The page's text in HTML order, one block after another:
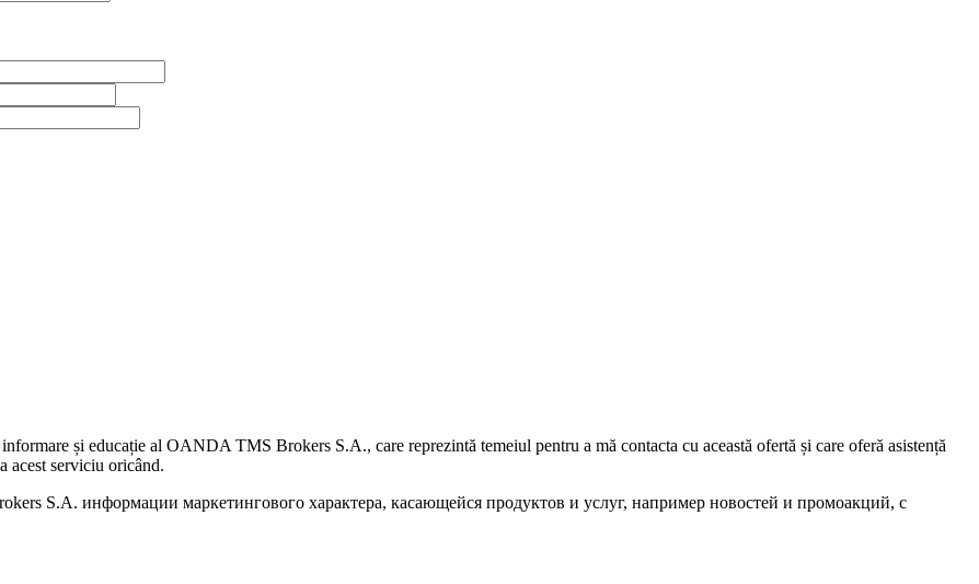
și educație al OANDA TMS Brokers S.A., care reprezintă temeiul pentru a mă contacta cu această ofertă și care oferă asistență
acest serviciu oricând.
S.A. информации маркетингового характера, касающейся продуктов и услуг, например новостей и промоакций, с